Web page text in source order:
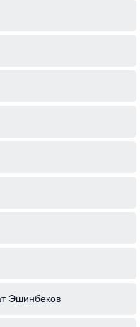
Эшинбеков